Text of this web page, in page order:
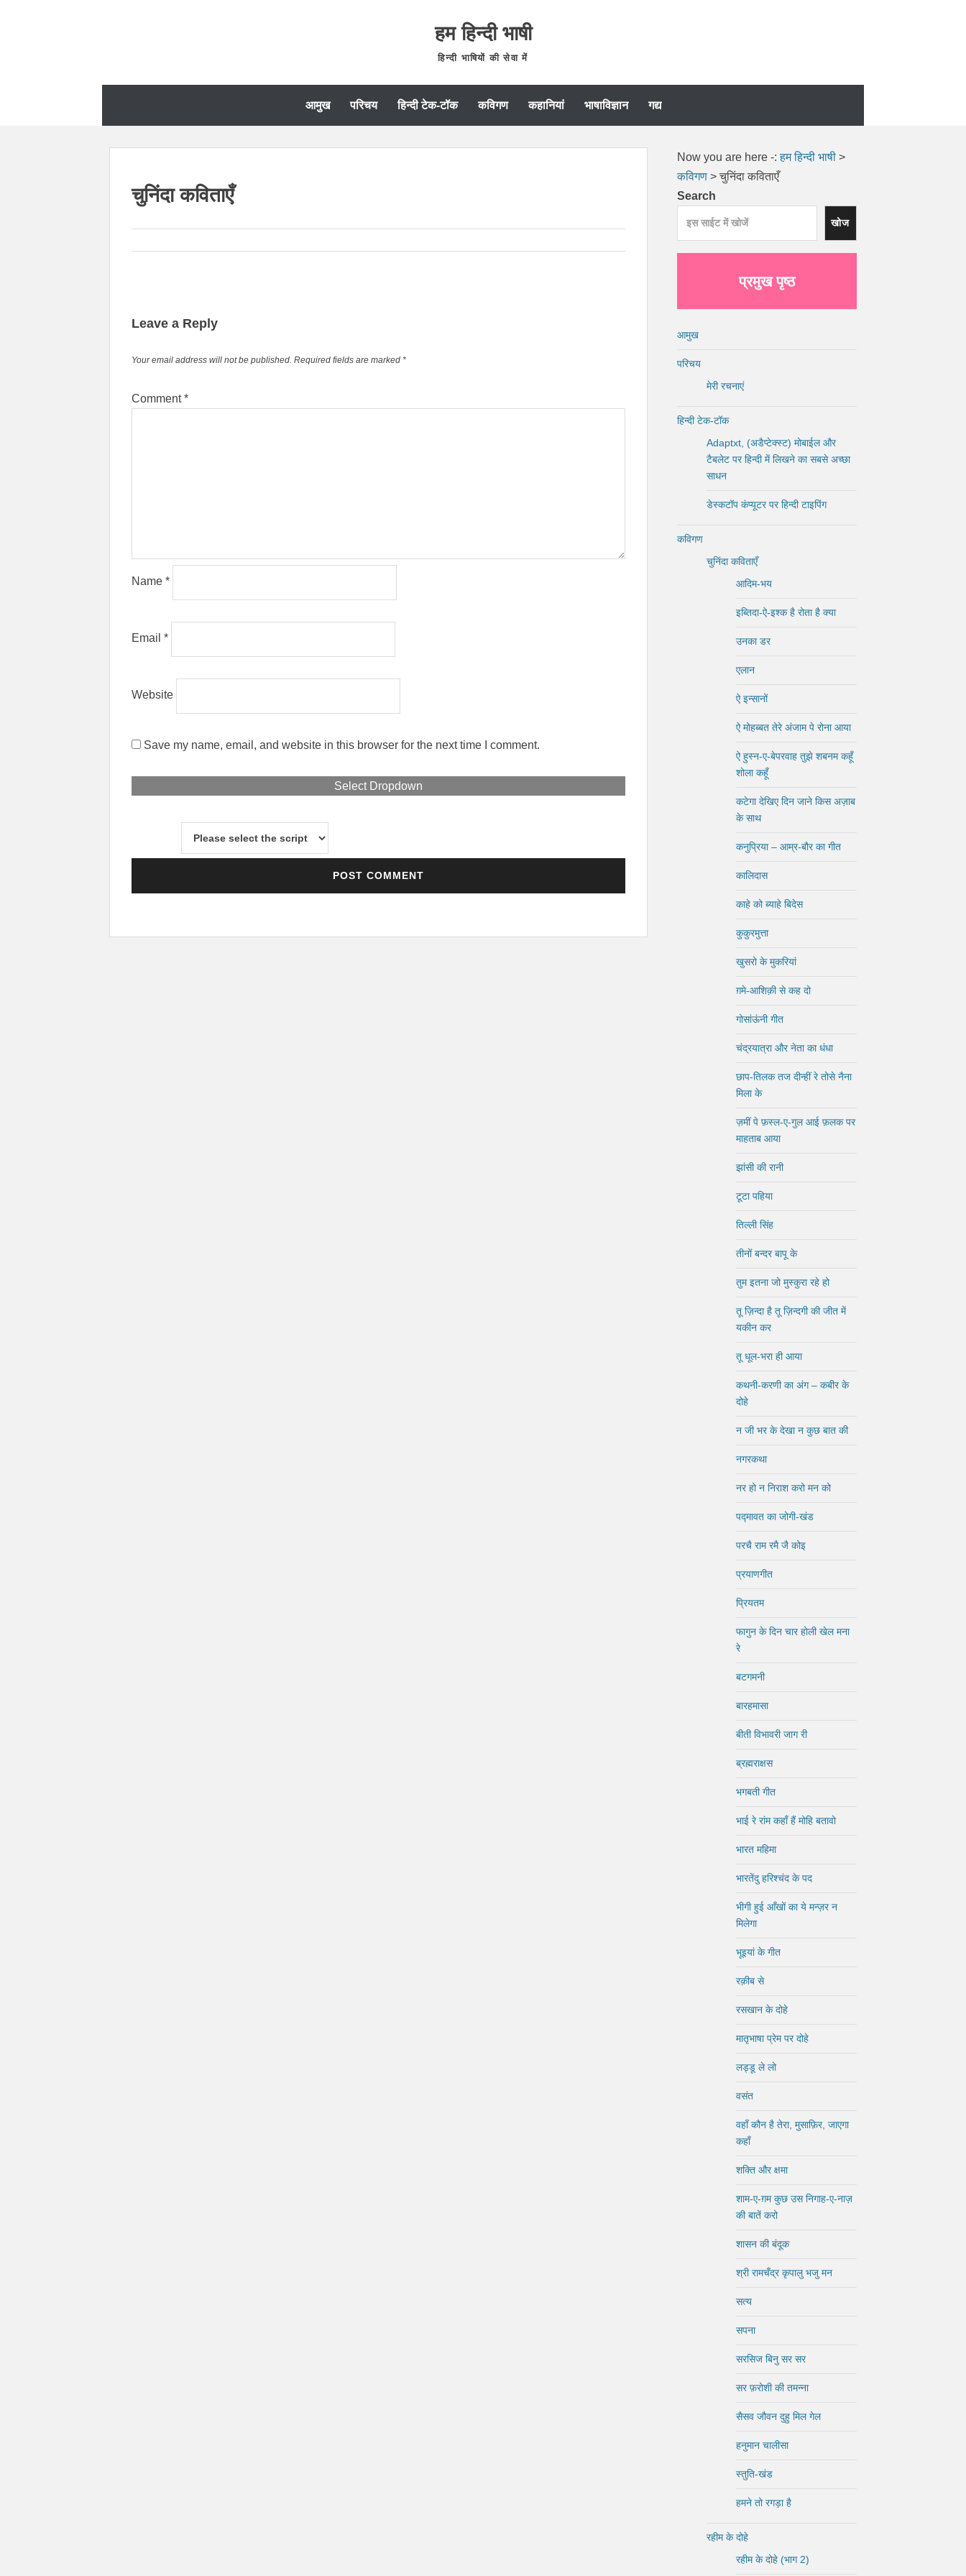
हम हिन्दी भाषी
हिन्दी भाषियों की सेवा में
आमुख परिचय हिन्दी टेक-टॉक कविगण कहानियां भाषाविज्ञान गद्य
चुनिंदा कविताएँ
Leave a Reply
Your email address will not be published. Required fields are marked *
Comment*
Name *
Email *
Website
Save my name, email, and website in this browser for the next time I comment.
Select Dropdown
Now you are here -: हम हिन्दी भाषी >
कविगण >चुनिंदा कविताएँ
Search
खोज
प्रमुख पृष्ठ
आमुख
परिचय
मेरी रचनाएं
हिन्दी टेक-टॉक
Adaptxt, (अडैप्टेक्स्ट) मोबाईल और
टैबलेट पर हिन्दी में लिखने का सबसे अच्छा
साधन
डेस्कटॉप कंप्यूटर पर हिन्दी टाइपिंग
कविगण
चुनिंदा कविताएँ
आदिम-भय
इब्तिदा-ऐ-इश्क है रोता है क्या
उनका डर
एलान
ऐ इन्सानों
ऐ मोहब्बत तेरे अंजाम पे रोना आया
ऐ हुस्न-ए-बेपरवाह तुझे शबनम कहूँ
शोला कहूँ
कटेगा देखिए दिन जाने किस अज़ाब
के साथ
कनुप्रिया – आम्र-बौर का गीत
कालिदास
काहे को ब्याहे बिदेस
कुकुरमुत्ता
खुसरो के मुकरियां
ग़मे-आशिक़ी से कह दो
गोसांऊंनी गीत
चंद्रयात्रा और नेता का धंधा
छाप-तिलक तज दीन्हीं रे तोसे नैना
मिला के
ज़मीं पे फ़स्ल-ए-गुल आई फ़लक पर
माहताब आया
झांसी की रानी
टूटा पहिया
तिल्ली सिंह
तीनों बन्दर बापू के
तुम इतना जो मुस्कुरा रहे हो
तू ज़िन्दा है तू ज़िन्दगी की जीत में
यकीन कर
तू धूल-भरा ही आया
कथनी-करणी का अंग – कबीर के
दोहे
न जी भर के देखा न कुछ बात की
नगरकथा
नर हो न निराश करो मन को
पद्मावत का जोगी-खंड
परचै राम रमै जै कोइ
प्रयाणगीत
प्रियतम
फागुन के दिन चार होली खेल मना
रे
बटगमनी
बारहमासा
बीती विभावरी जाग री
ब्रह्मराक्षस
भगबती गीत
भाई रे रांम कहाँ हैं मोहि बतावो
भारत महिमा
भारतेंदु हरिश्चंद के पद
भीगी हुई आँखों का ये मन्ज़र न
मिलेगा
भूइयां के गीत
रक़ीब से
रसखान के दोहे
मातृभाषा प्रेम पर दोहे
लड्डू ले लो
वसंत
वहाँ कौन है तेरा, मुसाफ़िर, जाएगा
कहाँ
शक्ति और क्षमा
शाम-ए-ग़म कुछ उस निगाह-ए-नाज़
की बातें करो
शासन की बंदूक
श्री रामचँद्र कृपालु भजु मन
सत्य
सपना
सरसिज बिनु सर सर
सर फ़रोशी की तमन्ना
सैसव जौवन दुहु मिल गेल
हनुमान चालीसा
स्तुति-खंड
हमने तो रगड़ा है
रहीम के दोहे
रहीम के दोहे (भाग 2)